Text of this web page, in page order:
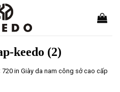
keedo (2)
720 in Giày da nam công sở cao cấp